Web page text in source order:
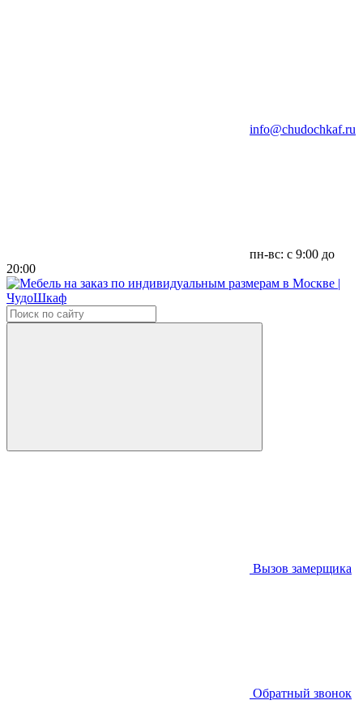
info@chudochkaf.ru
пн-вс: с 9:00 до
20:00
Вызов замерщика
Обратный звонок